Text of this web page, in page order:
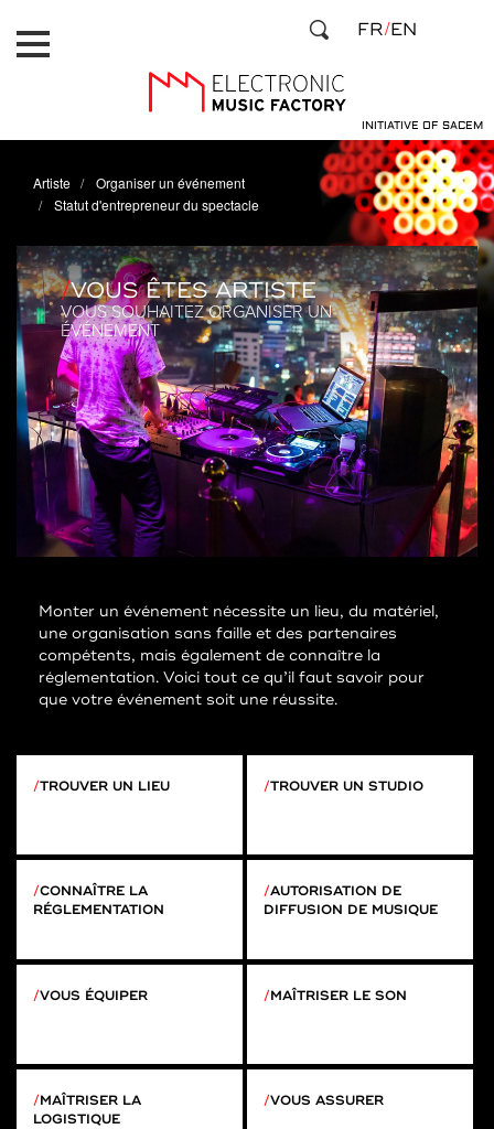
au
contenu
INITIATIVE OF SACEM
FR EN
Artiste
Organiser un événement
Statut d'entrepreneur du spectacle
VOUS ÊTES ARTISTE
VOUS SOUHAITEZ ORGANISER UN
ÉVÉNEMENT
Monter un événement nécessite un lieu, du matériel,
une organisation sans faille et des partenaires
compétents, mais également de connaître la
réglementation. Voici tout ce qu’il faut savoir pour
que votre événement soit une réussite.
TROUVER UN LIEU TROUVER UN STUDIO
CONNAÎTRE LA
RÉGLEMENTATION
AUTORISATION DE
DIFFUSION DE MUSIQUE
VOUS ÉQUIPER MAÎTRISER LE SON
MAÎTRISER LA
LOGISTIQUE
VOUS ASSURER